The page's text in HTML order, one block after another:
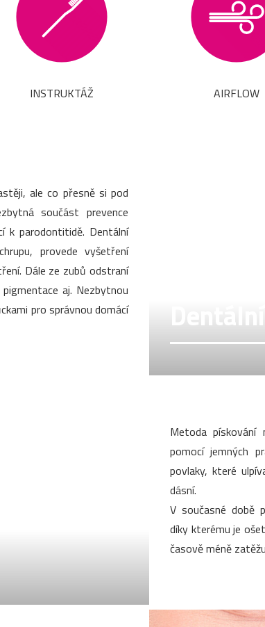
INSTRUKTÁŽ AIRFLOW
ale co přesně si pod
součást prevence
k parodontitidě. Dentální
provede vyšetření
Dále ze zubů odstraní
aj. Nezbytnou
pro správnou domácí
Metoda
pomocí jemných
povlaky, které
dásní.
V současné době
díky kterému je
časově méně